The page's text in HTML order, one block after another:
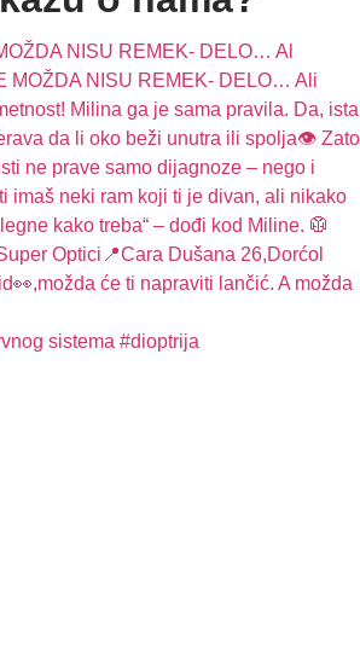
NISU REMEK- DELO… Al
sistema #dioptrija